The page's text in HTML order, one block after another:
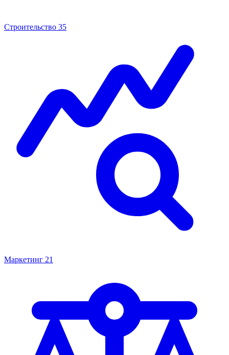
Строительство 35
Маркетинг 21